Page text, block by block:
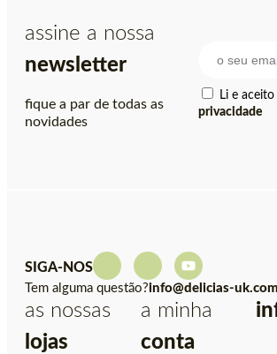
assine a nossa
newsletter
fique a par de todas as
novidades
Li e aceito
privacidade
SIGA-NOS
Tem alguma questão?info@delicias-uk.com
as nossas
lojas
a minha
conta